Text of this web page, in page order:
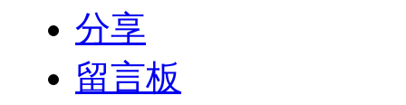
分享
留言板